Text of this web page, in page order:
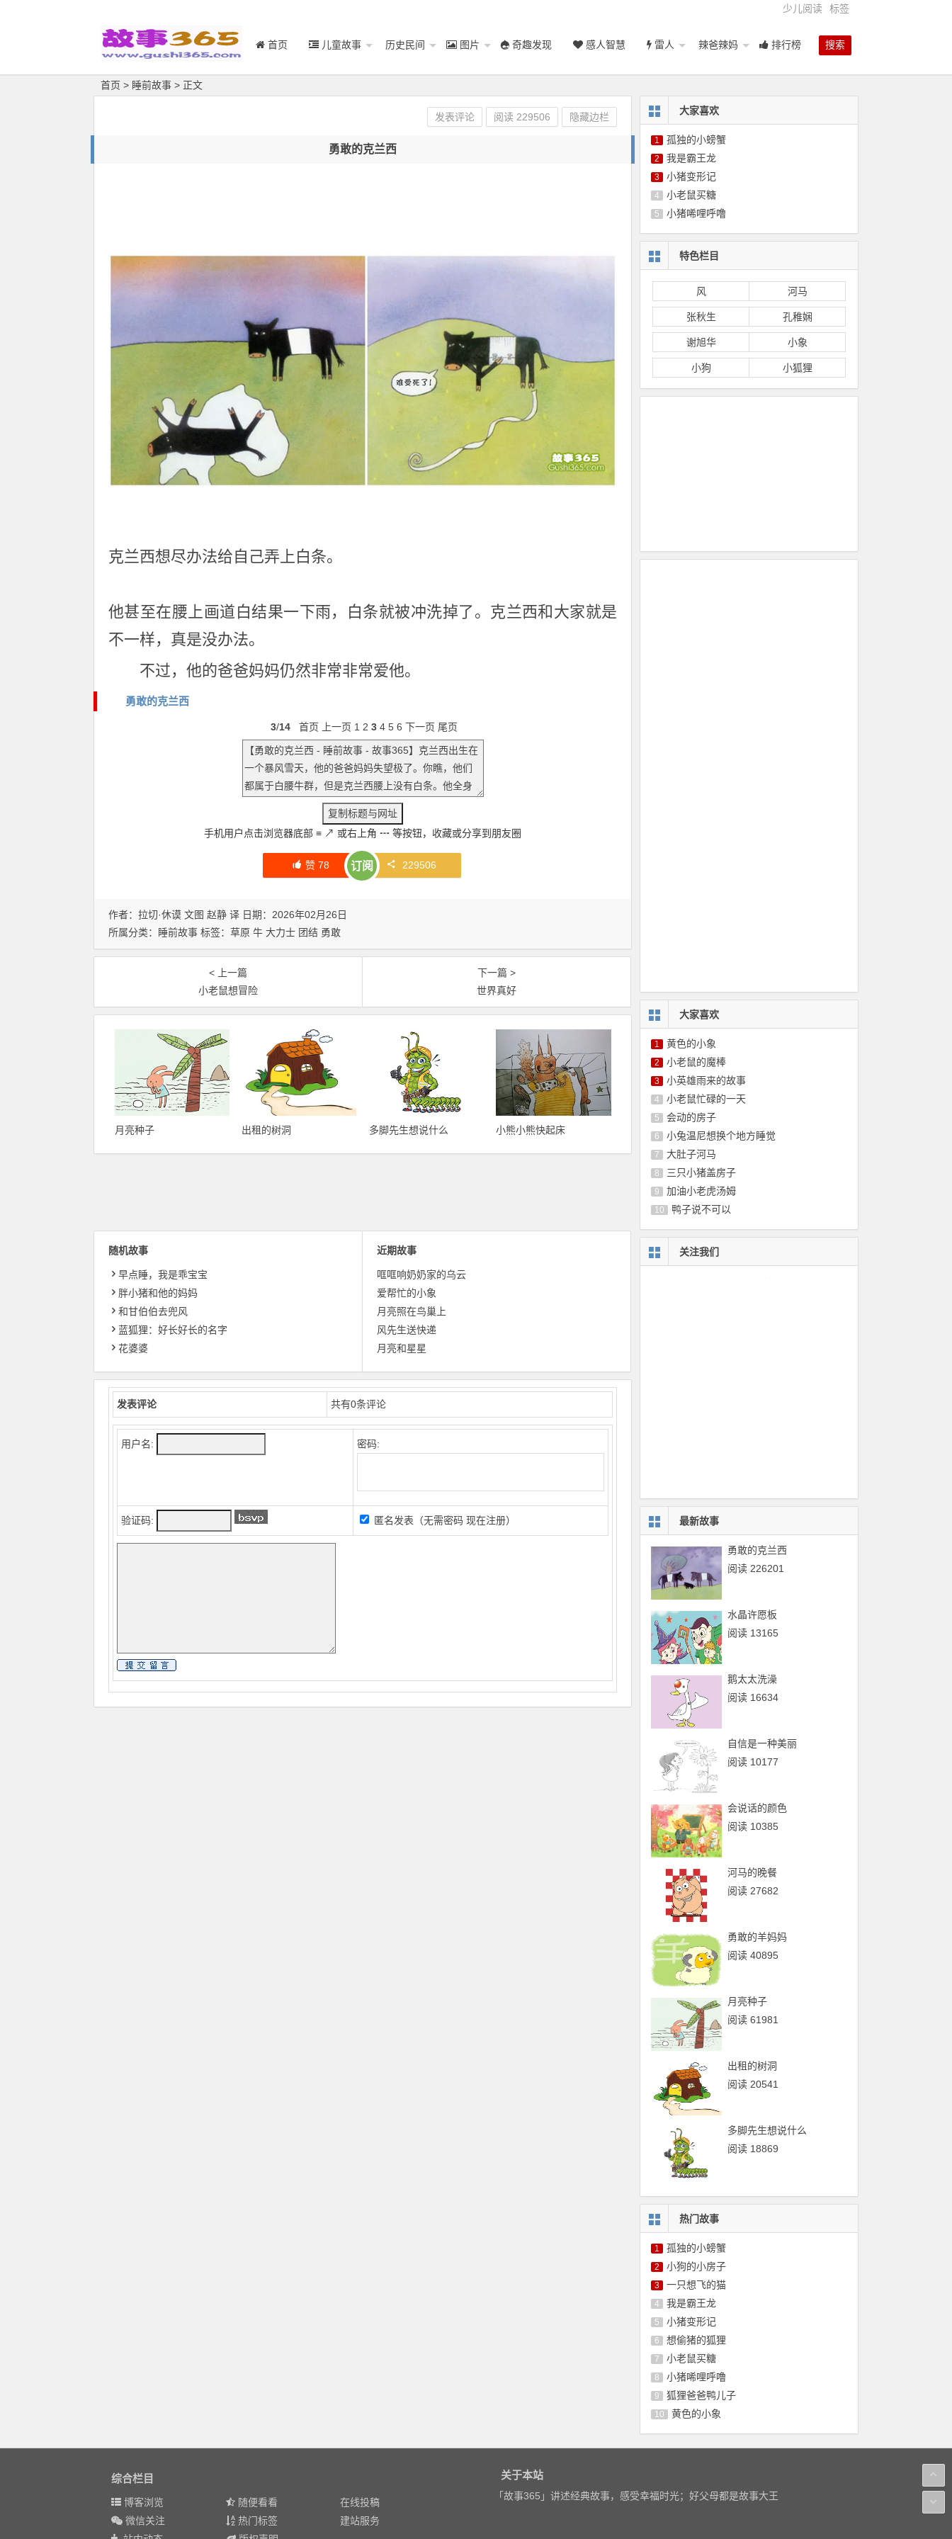
少儿阅读 标签
搜索
首页 儿童故事 历史民间 图片 奇趣发现 感人智慧 雷人 辣爸辣妈 排行榜
首页 > 睡前故事 > 正文
勇敢的克兰西
克兰西想尽办法给自己弄上白条。
他甚至在腰上画道白结果一下雨，白条就被冲洗掉了。克兰西和大家就是
不一样，真是没办法。
不过，他的爸爸妈妈仍然非常非常爱他。
勇敢的克兰西
3/14 首页 上一页 1 2 3 4 5 6 下一页 尾页
手机用户点击浏览器底部 ≡ ↗ 或右上角 ┅等按钮，收藏或分享到朋友圈
赞 78 订阅 229506
发表评论 阅读 229506 隐藏边栏
作者：拉切·休谟 文图 赵静 译 日期：2026年02月26日
所属分类： 睡前故事 标签： 草原 牛 大力士 团结 勇敢
< 上一篇
小老鼠想冒险
下一篇 >
世界真好
月亮种子 出租的树洞 多脚先生想说什么 小熊小熊快起床
随机故事
早点睡，我是乖宝宝
胖小猪和他的妈妈
和甘伯伯去兜风
蓝狐狸：好长好长的名字
花婆婆
近期故事
哐哐响奶奶家的乌云
爱帮忙的小象
月亮照在鸟巢上
风先生送快递
月亮和星星
发表评论 共有0条评论
用户名: 密码:
验证码: 匿名发表（无需密码 现在注册）
大家喜欢
1 孤独的小螃蟹
2 我是霸王龙
3 小猪变形记
4 小老鼠买糖
5 小猪唏哩呼噜
特色栏目
风 河马
张秋生 孔稚娴
谢旭华 小象
小狗 小狐狸
大家喜欢
1 黄色的小象
2 小老鼠的魔棒
3 小英雄雨来的故事
4 小老鼠忙碌的一天
5 会动的房子
6 小兔温尼想换个地方睡觉
7 大肚子河马
8 三只小猪盖房子
9 加油小老虎汤姆
10 鸭子说不可以
关注我们
最新故事
勇敢的克兰西
阅读 226201
水晶许愿板
阅读 13165
鹅太太洗澡
阅读 16634
自信是一种美丽
阅读 10177
会说话的颜色
阅读 10385
河马的晚餐
阅读 27682
勇敢的羊妈妈
阅读 40895
月亮种子
阅读 61981
出租的树洞
阅读 20541
多脚先生想说什么
阅读 18869
热门故事
1 孤独的小螃蟹
2 小狗的小房子
3 一只想飞的猫
4 我是霸王龙
5 小猪变形记
6 想偷猪的狐狸
7 小老鼠买糖
8 小猪唏哩呼噜
9 狐狸爸爸鸭儿子
10 黄色的小象
综合栏目
博客浏览 随便看看
在线投稿
微信关注
热门标签
建站服务
关于本站
「故事365」讲述经典故事，感受幸福时光；好父母都是故事大王